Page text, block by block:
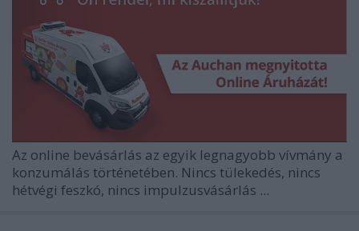
Az online bevásárlás az egyik legnagyobb vívmány a
konzumálás történetében. Nincs tülekedés, nincs
hétvégi feszkó, nincs impulzusvásárlás ...